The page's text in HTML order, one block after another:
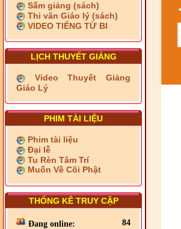
Sấm giảng (sách)
Thi văn Giáo lý (sách)
VIDEO TIẾNG TỪ BI
LỊCH THUYẾT GIẢNG
Video Thuyết Giảng
Giáo Lý
PHIM TÀI LIỆU
Phim tài liệu
Đại lễ
Tu Rèn Tâm Trí
Muốn Về Cõi Phật
THỐNG KÊ TRUY CẬP
Đang online:
84